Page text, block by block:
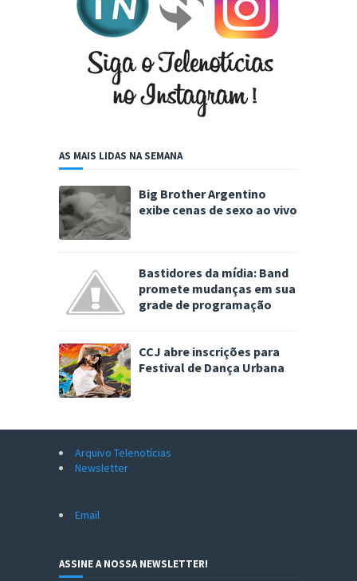
AS MAIS LIDAS NA SEMANA
Big Brother Argentino
exibe cenas de sexo ao vivo
Bastidores da mídia: Band
promete mudanças em sua
grade de programação
CCJ abre inscrições para
Festival de Dança Urbana
Arquivo Telenotícias
Newsletter
Email
ASSINE A NOSSA NEWSLETTER!